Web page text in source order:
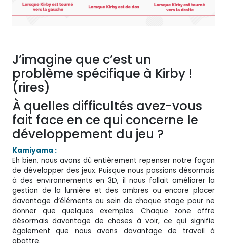
J’imagine que c’est un
problème spécifique à Kirby !
(rires)
À quelles difficultés avez-vous
fait face en ce qui concerne le
développement du jeu ?
Kamiyama :
Eh bien, nous avons dû entièrement repenser notre façon
de développer des jeux. Puisque nous passions désormais
à des environnements en 3D, il nous fallait améliorer la
gestion de la lumière et des ombres ou encore placer
davantage d’éléments au sein de chaque stage pour ne
donner que quelques exemples. Chaque zone offre
désormais davantage de choses à voir, ce qui signifie
également que nous avons davantage de travail à
abattre.